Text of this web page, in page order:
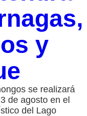
y
se realizará
de agosto en el
del Lago